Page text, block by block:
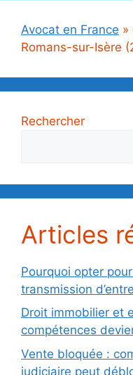
Avocat en France »
Romans-sur-Isère
Rechercher
Articles
Pourquoi opter
transmission
Droit immobilier et
compétences
Vente bloquée :
judiciaire peut